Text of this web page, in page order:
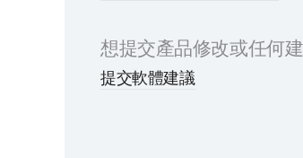
想提交產品修改或任何
提交軟體建議